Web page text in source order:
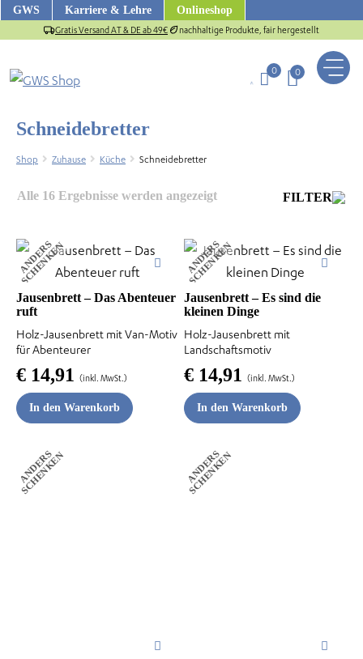
ZumGWS Karriere & Lehre Onlineshop
Gratis Versand AT & DE ab 49€ nachhaltige Produkte, fair hergestellt
0 0
Schneidebretter
Shop Zuhause Küche Schneidebretter
Alle 16 Ergebnisse werden angezeigtNach
FILTER
A
N
D
E
R
S
S
C
H
E
N
K
E
N
Jausenbrett – Das Abenteuer
ruft
Holz-Jausenbrett mit Van-Motiv
für Abenteurer
€ 14,91 (inkl. MwSt.)
In den Warenkorb
A
N
D
E
R
S
S
C
H
E
N
K
E
N
Jausenbrett – Es sind die
kleinen Dinge
Holz-Jausenbrett mit
Landschaftsmotiv
€14,91 (inkl. MwSt.)
In den Warenkorb
A
N
D
E
R
S
S
C
H
E
N
K
E
N A
N
D
E
R
S
S
C
H
E
N
K
E
N